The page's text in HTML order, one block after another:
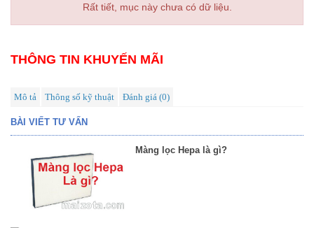
Rất tiết, mục này chưa có dữ liệu.
THÔNG TIN KHUYẾN MÃI
Mô tả Thông số kỹ thuật Đánh giá (0)
BÀI VIẾT TƯ VẤN
Màng lọc Hepa là gì?